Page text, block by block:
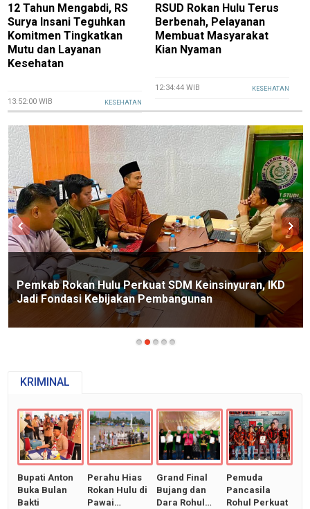
12 Tahun Mengabdi, RS
Surya Insani Teguhkan
Komitmen Tingkatkan
Mutu dan Layanan
Kesehatan
13:52:00 WIB KESEHATAN
RSUD Rokan Hulu Terus
Berbenah, Pelayanan
Membuat Masyarakat
Kian Nyaman
12:34:44 WIB KESEHATAN
Pemkab Rokan Hulu Perkuat SDM Keinsinyuran, IKD
Jadi Fondasi Kebijakan Pembangunan
KRIMINAL
Bupati Anton
Buka Bulan
Bakti
Perahu Hias
Rokan Hulu di
Pawai…
Grand Final
Bujang dan
Dara Rohul…
Pemuda
Pancasila
Rohul Perkuat